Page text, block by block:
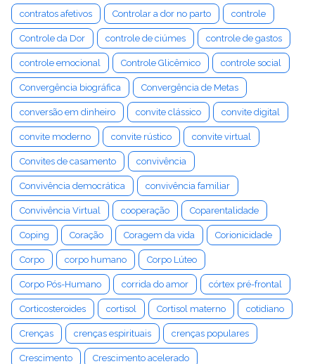
contratos afetivos Controlar a dor no parto controle
Controle da Dor controle de ciúmes controle de gastos
controle emocional Controle Glicêmico controle social
Convergência biográfica Convergência de Metas
conversão em dinheiro convite clássico convite digital
convite moderno convite rústico convite virtual
Convites de casamento convivência
Convivência democrática convivência familiar
Convivência Virtual cooperação Coparentalidade
Coping Coração Coragem da vida Corionicidade
Corpo corpo humano Corpo Lúteo
Corpo Pós-Humano corrida do amor córtex pré-frontal
Corticosteroides cortisol Cortisol materno cotidiano
Crenças crenças espirituais crenças populares
Crescimento Crescimento acelerado